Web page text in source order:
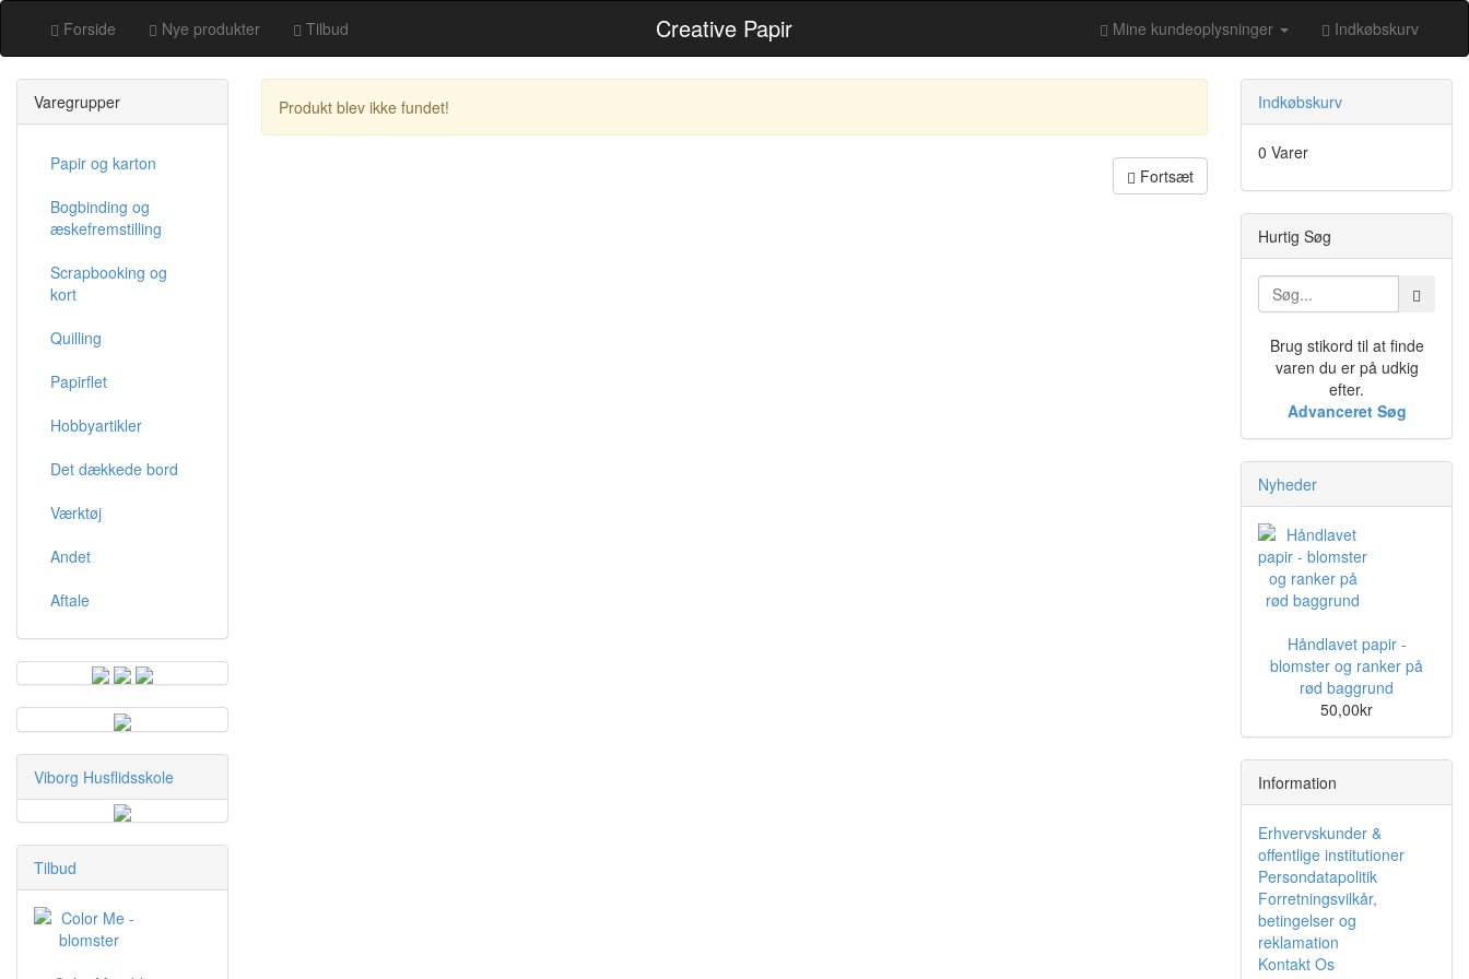
Forside Nye produkter Tilbud Mine kundeoplysninger Indkøbskurv
Creative Papir
Produkt blev ikke fundet!
Fortsæt
Varegrupper
Papir og karton
Bogbinding og
æskefremstilling
Scrapbooking og
kort
Quilling
Papirflet
Hobbyartikler
Det dækkede bord
Værktøj
Andet
Aftale
Viborg Husflidsskole
Tilbud
Indkøbskurv
0 Varer
Hurtig Søg
Brug stikord til at finde
varen du er på udkig
efter.
Advanceret Søg
Nyheder
Håndlavet papir -
blomster og ranker på
rød baggrund
50,00kr
Information
Erhvervskunder &
offentlige institutioner
Persondatapolitik
Forretningsvilkår,
betingelser og
reklamation
Kontakt Os